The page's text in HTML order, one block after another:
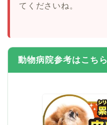
てくださいね。
動物病院参考はこちら